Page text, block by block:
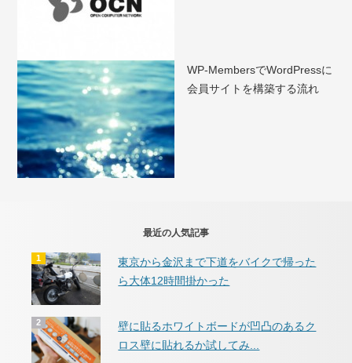
WP-MembersでWordPressに
会員サイトを構築する流れ
最近の人気記事
東京から金沢まで下道をバイクで帰った
ら大体12時間掛かった
壁に貼るホワイトボードが凹凸のあるク
ロス壁に貼れるか試してみ...